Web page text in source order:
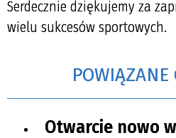
Serdecznie dziękujemy za
wielu sukcesów sportowych.
POWIĄZANE
Otwarcie nowo